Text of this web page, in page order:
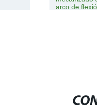
arco de